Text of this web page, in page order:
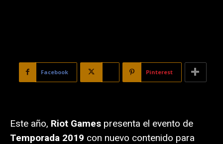
Facebook Pinterest
Este año, Riot Games presenta el evento de
Temporada 2019 con nuevo contenido para